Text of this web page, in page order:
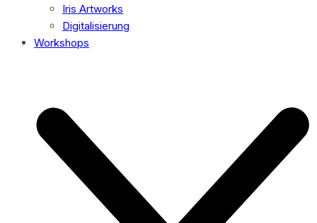
Iris Artworks
Digitalisierung
Workshops